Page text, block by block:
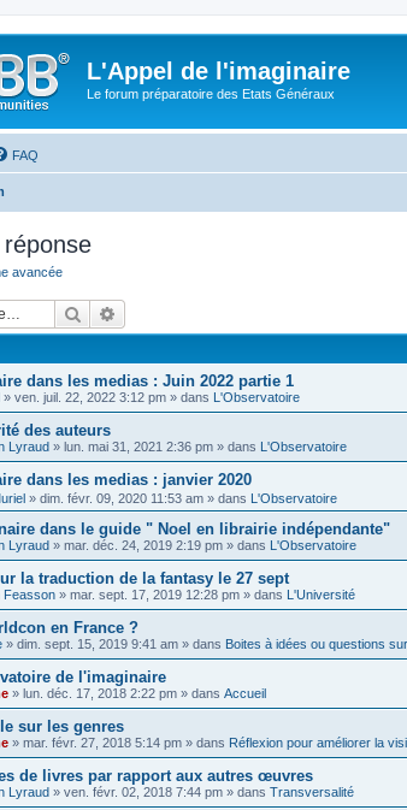
L'Appel de l'imaginaire
Le forum préparatoire des Etats Généraux
FAQ
avancée
Rechercher
dans les medias : Juin 2022 partie 1
» ven. juil. 22, 2022 3:12 pm » dans L'Observatoire
des auteurs
Lyraud » lun. mai 31, 2021 2:36 pm » dans L'Observatoire
dans les medias : janvier 2020
» dim. févr. 09, 2020 11:53 am » dans L'Observatoire
dans le guide " Noel en librairie indépendante"
Lyraud » mar. déc. 24, 2019 2:19 pm » dans L'Observatoire
la traduction de la fantasy le 27 sept
Feasson » mar. sept. 17, 2019 12:28 pm » dans L'Université
en France ?
» dim. sept. 15, 2019 9:41 am » dans Boites à idées ou questions
de l'imaginaire
» lun. déc. 17, 2018 2:22 pm » dans Accueil
sur les genres
» mar. févr. 27, 2018 5:14 pm » dans Réflexion pour améliorer la
de livres par rapport aux autres œuvres
Lyraud » ven. févr. 02, 2018 7:44 pm » dans Transversalité